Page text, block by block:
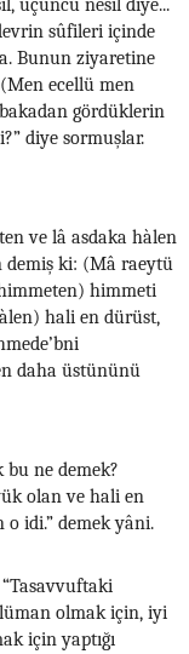
üçüncü nesil diye...
sûfileri içinde
Bunun ziyaretine
ecellü men
gördüklerin
diye sormuşlar.
ve lâ asdaka hàlen
demiş ki: (Mâ raeytü
himmeti
hali en dürüst,
daha üstününü
bu ne demek?
olan ve hali en
o idi.” demek yâni.
olmak için, iyi
için yaptığı